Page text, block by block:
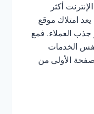
أكثر
امتلاك موقع
جذب العملاء. فمع
الخدمات
الأولى من